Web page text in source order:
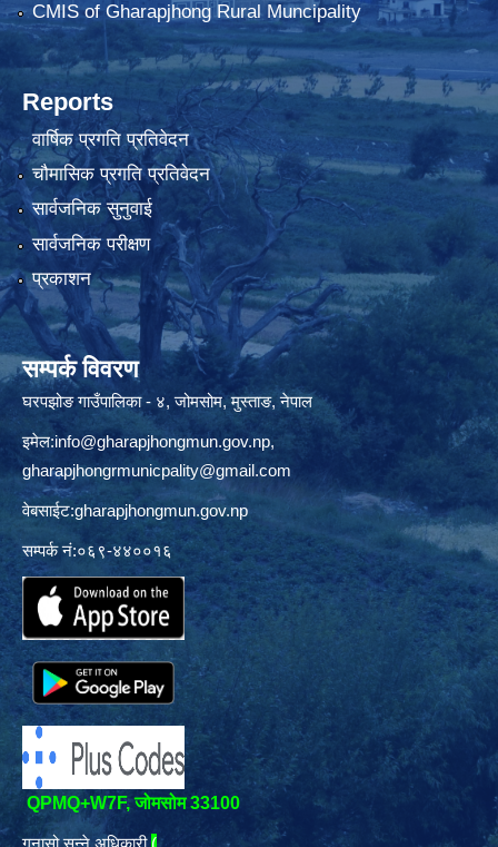
CMIS of Gharapjhong Rural Muncipality
Reports
वार्षिक प्रगति प्रतिवेदन
चौमासिक प्रगति प्रतिवेदन
सार्वजनिक सुनुवाई
सार्वजनिक परीक्षण
प्रकाशन
सम्पर्क विवरण
घरपझोङ गाउँपालिका - ४, जोमसोम, मुस्ताङ, नेपाल
इमेल:info@gharapjhongmun.gov.np,
gharapjhongrmunicpality@gmail.com
वेबसाईट:gharapjhongmun.gov.np
सम्पर्क नं:०६९-४४००१६
QPMQ+W7F, जोमसोम 33100